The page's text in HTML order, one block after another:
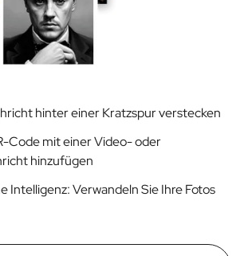
hinter einer Kratzspur verstecken
Code mit einer Video- oder
hinzufügen
Intelligenz: Verwandeln Sie Ihre Fotos